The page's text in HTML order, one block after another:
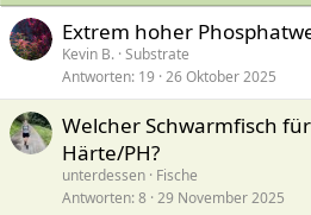
Extrem hoher
Kevin B. Substrate
Antworten 19 26 Oktober 2025
Welcher Schwarmfisch
Härte/PH?
unterdessen Fische
Antworten 8 29 November 2025